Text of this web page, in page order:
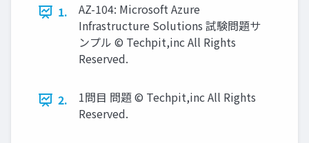
1.
AZ-104: Microsoft Azure
Infrastructure Solutions 試験問題サ
ンプル © Techpit,inc All Rights
Reserved.
2.
1問目 問題 © Techpit,inc All Rights
Reserved.